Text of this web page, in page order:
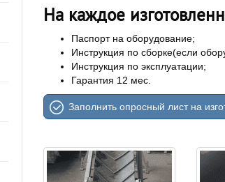
На каждое
Паспорт на оборудование;
Инструкция по сборке(если
Инструкция по эксплуатации;
Гарантия 12 мес.
Заполнить опросный лист на